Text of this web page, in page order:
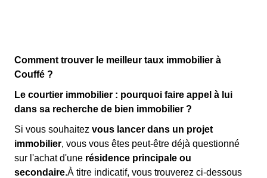
Comment trouver le meilleur taux immobilier à
Couffé ?
Le courtier immobilier : pourquoi faire appel à lui
dans sa recherche de bien immobilier ?
Si vous souhaitez vous lancer dans un projet
immobilier, vous vous êtes peut-être déjà questionné
sur l'achat d'une résidence principale ou
secondaire.À titre indicatif, vous trouverez ci-dessous